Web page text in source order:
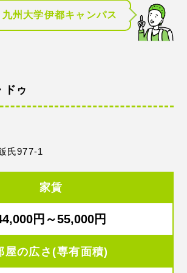
ドゥ
九州大学伊都キャンパス
氏977-1
家賃
円～55,000円
屋の広さ(専有面積)